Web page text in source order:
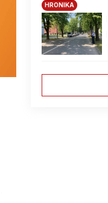
HRONIKA